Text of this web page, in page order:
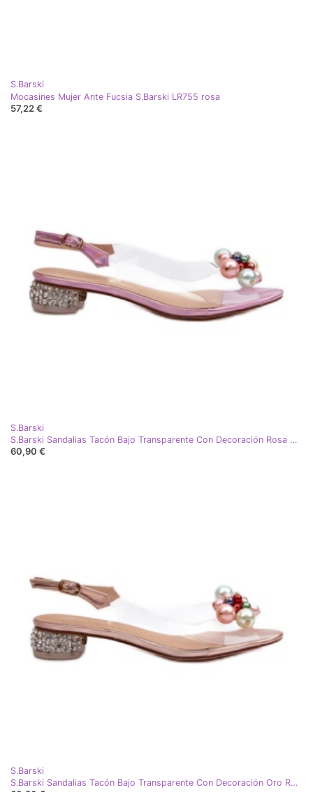
S.Barski
Mocasines Mujer Ante Fucsia S.Barski LR755 rosa
57,22 €
S.Barski
S.Barski Sandalias Tacón Bajo Transparente Con Decoración Rosa D&amp;A MR38-368
60,90 €
S.Barski
S.Barski Sandalias Tacón Bajo Transparente Con Decoración Oro Rosa D&amp;A MR38-368